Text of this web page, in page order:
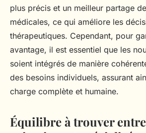
plus précis et un meilleur partage
médicales, ce qui améliore les
thérapeutiques. Cependant, pour
avantage, il est essentiel que les
soient intégrés de manière
des besoins individuels, assurant
charge complète et humaine.
Équilibre à trouver